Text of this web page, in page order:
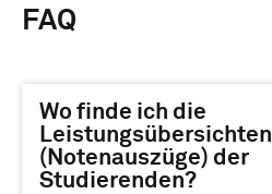
FAQ
Wo finde ich die
Leistungsübersichten
(Notenauszüge) der
Studierenden?